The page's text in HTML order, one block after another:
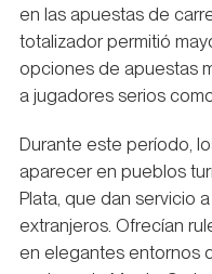
en las apuestas de
totalizador permitió
opciones de apuestas
a jugadores serios
Durante este período,
aparecer en pueblos
Plata, que dan servicio
extranjeros. Ofrecían
en elegantes entornos